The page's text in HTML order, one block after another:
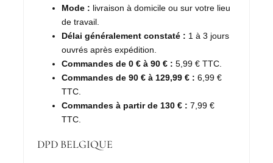
Mode : livraison à domicile ou sur votre lieu
de travail.
Délai généralement constaté : 1 à 3 jours
ouvrés après expédition.
Commandes de 0 € à 90 € : 5,99 € TTC.
Commandes de 90 € à 129,99 € : 6,99 €
TTC.
Commandes à partir de 130 € : 7,99 €
TTC.
DPD BELGIQUE